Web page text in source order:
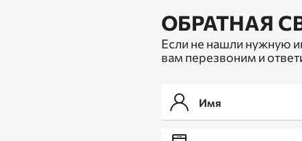
ОБРАТНАЯ
Если не нашли нужную
вам перезвоним и